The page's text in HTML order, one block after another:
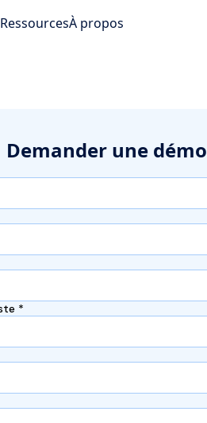
RessourcesÀ propos
Demander une démo